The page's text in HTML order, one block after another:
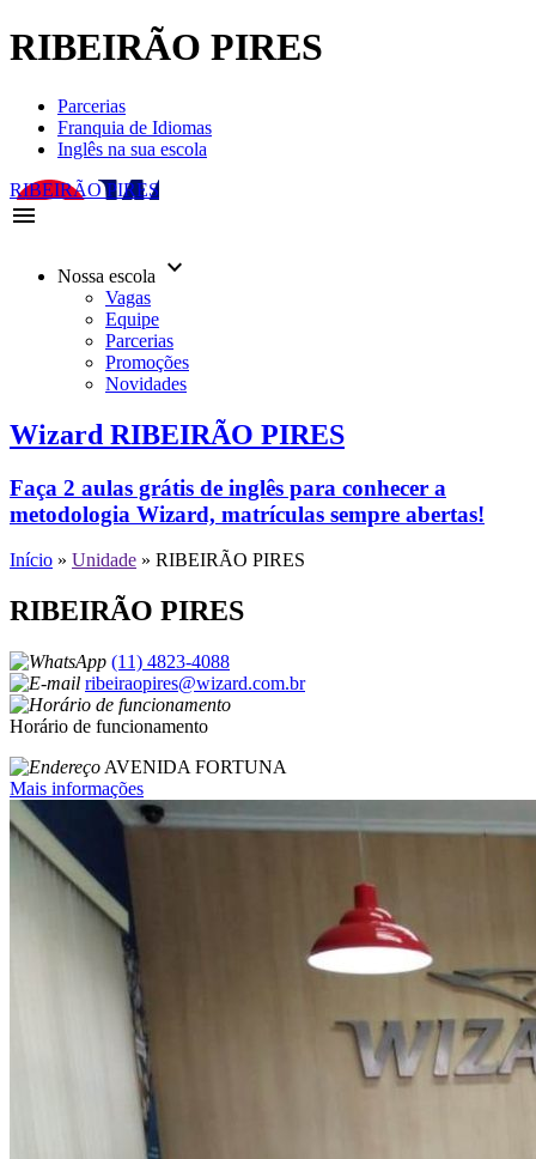
RIBEIRÃO PIRES
Parcerias
Franquia de Idiomas
Inglês na sua escola
RIBEIRÃO PIRES
menu
Nossa escola keyboard_arrow_down
Vagas
Equipe
Parcerias
Promoções
Novidades
Wizard RIBEIRÃO PIRES
Faça 2 aulas grátis de inglês para conhecer a
metodologia Wizard, matrículas sempre abertas!
Início » Unidade » RIBEIRÃO PIRES
RIBEIRÃO PIRES
(11) 4823-4088
ribeiraopires@wizard.com.br
Horário de funcionamento
AVENIDA FORTUNA
Mais informações